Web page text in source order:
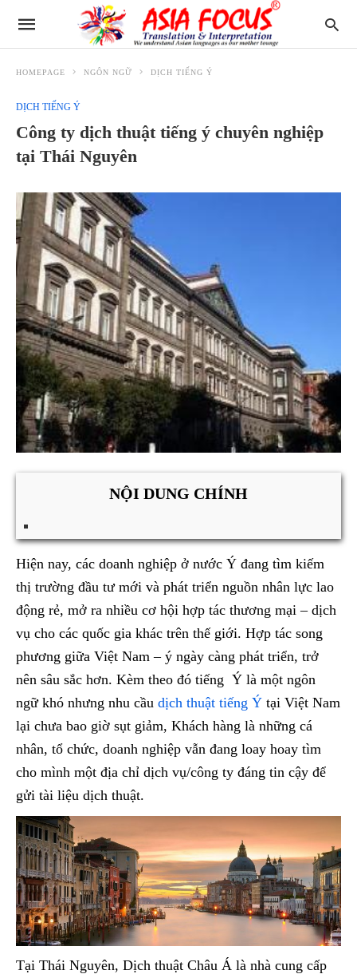
HOMEPAGE NGÔN NGỮ DỊCH TIẾNG Ý
DỊCH TIẾNG Ý
Công ty dịch thuật tiếng ý chuyên nghiệp
tại Thái Nguyên
NỘI DUNG CHÍNH
Hiện nay, các doanh nghiệp ở nước Ý đang tìm kiếm
thị trường đầu tư mới và phát triển nguồn nhân lực lao
động rẻ, mở ra nhiều cơ hội hợp tác thương mại – dịch
vụ cho các quốc gia khác trên thế giới. Hợp tác song
phương giữa Việt Nam – ý ngày càng phát triển, trở
nên sâu sắc hơn. Kèm theo đó tiếng Ý là một ngôn
ngữ khó nhưng nhu cầu dịch thuật tiếng Ý tại Việt Nam
lại chưa bao giờ sụt giảm, Khách hàng là những cá
nhân, tổ chức, doanh nghiệp vẫn đang loay hoay tìm
cho mình một địa chỉ dịch vụ/công ty đáng tin cậy để
gửi tài liệu dịch thuật.
Tại Thái Nguyên, Dịch thuật Châu Á là nhà cung cấp